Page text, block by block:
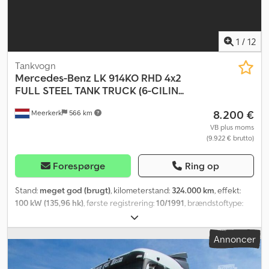
1 / 12
Meerkerk 566 km
Tankvogn
Mercedes-Benz LK 914KO RHD 4x2
FULL STEEL TANK TRUCK (6-CILIN...
8.200 €
VB plus moms
(9.922 € brutto)
Forespørge Ring op
Stand: meget god (brugt), kilometerstand: 324.000 km, effekt:
100 kW (135,96 hk), første registrering:10/1991, brændstoftype:
225/75R17.5, akslekonfiguration:
akselafstand:3.150 mm, brændstof:diesel, brændstoftank
kapacitet:100 l, farve:orange, førerhus:dagkabine, geartype:
, antal gear: , emissionsklasse:euro1, affjedring:
tilladt akselbelastning (aksel 1):
3.800 kg, tilladt akselbelastning
Annoncer